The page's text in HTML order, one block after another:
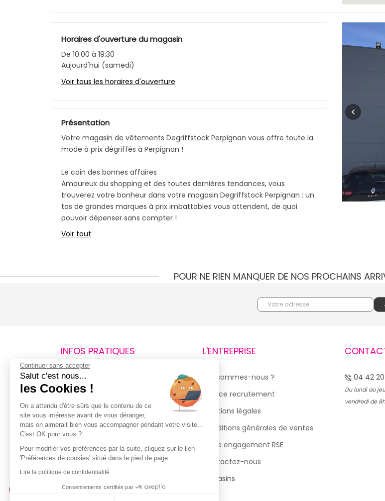
Horaires d'ouverture du magasin
De 10:00 à 19:30
Aujourd'hui (samedi)
Voir tous les horaires d'ouverture
Présentation
Votre magasin de vêtements Degriffstock Perpignan vous offre toute la
mode à prix dégriffés à Perpignan !
Le coin des bonnes affaires
Amoureux du shopping et des toutes dernières tendances, vous
trouverez votre bonheur dans votre magasin Degriffstock Perpignan : un
tas de grandes marques à prix imbattables vous attendent, de quoi
pouvoir dépenser sans compter !
T-shirts, pulls, chaussures, doudounes, maillots de bain ou même des
Vivez l’expérience des grandes marques à prix raisonnables grâce à
changement de garde-robe ? Chaque saison, vous saurez où trouver
vous surprendre avec ses arrivages hebdomadaires à prix cassés et ses
nouvelles collections pour femme, homme et enfant.
Degriffstock Perpignan s’engage à vous fournir le meilleur service aux
meilleurs prix toute l’année sur une large sélection de vêtements et
d’accessoires de marque.
Rendez-vous facilement dans votre magasin d’Perpignan : accès facile
et parking gratuit garanti.
Voir tout
POUR NE RIEN MANQUER DE NOS PROCHAINS
INFOS PRATIQUES
Retours et remboursements
Suivi de commande
Livraisons
Guide des tailles
Politique de confidentialité
Conditions générales d’utilisation
de la Carte de Fidélité
L'ENTREPRISE
Qui sommes-nous ?
Espace recrutement
Mentions légales
Conditions générales de ventes
Notre engagement RSE
Contactez-nous
Magasins
04 42
Du lundi au
vendredi de
Continuer sans accepter
Salut c'est nous...
les Cookies !
On a attendu d'être sûrs que le contenu de ce
site vous intéresse avant de vous déranger,
mais on aimerait bien vous accompagner pendant votre visite...
C'est OK pour vous ?
Pour modifier vos préférences par la suite, cliquez sur le lien
'Préférences de cookies' situé dans le pied de page.
Lire la politique de confidentialité
Consentements certifiés par